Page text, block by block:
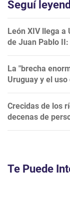
Seguí
León XIV llega a
de Juan Pablo
La "brecha
Uruguay y el
Crecidas de los
decenas de
Te Puede